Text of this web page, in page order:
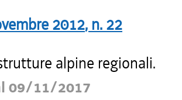
2012, n. 22
alpine regionali.
09/11/2017